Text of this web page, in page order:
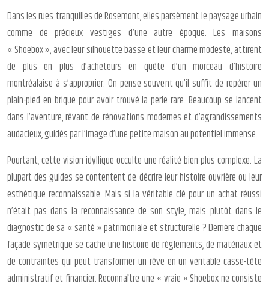
Dans les rues tranquilles de Rosemont, elles parsèment le paysage urbain
comme de précieux vestiges d’une autre époque. Les maisons
« Shoebox », avec leur silhouette basse et leur charme modeste, attirent
de plus en plus d’acheteurs en quête d’un morceau d’histoire
montréalaise à s’approprier. On pense souvent qu’il suffit de repérer un
plain-pied en brique pour avoir trouvé la perle rare. Beaucoup se lancent
dans l’aventure, rêvant de rénovations modernes et d’agrandissements
audacieux, guidés par l’image d’une petite maison au potentiel immense.
Pourtant, cette vision idyllique occulte une réalité bien plus complexe. La
plupart des guides se contentent de décrire leur histoire ouvrière ou leur
esthétique reconnaissable. Mais si la véritable clé pour un achat réussi
n’était pas dans la reconnaissance de son style, mais plutôt dans le
diagnostic de sa « santé » patrimoniale et structurelle ? Derrière chaque
façade symétrique se cache une histoire de règlements, de matériaux et
de contraintes qui peut transformer un rêve en un véritable casse-tête
administratif et financier. Reconnaître une « vraie » Shoebox ne consiste